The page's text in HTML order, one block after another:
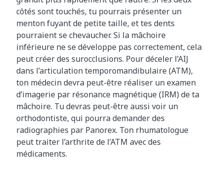
côtés sont touchés, tu pourrais présenter un
menton fuyant de petite taille, et tes dents
pourraient se chevaucher. Si la mâchoire
inférieure ne se développe pas correctement, cela
peut créer des surocclusions. Pour déceler l’AIJ
dans l’articulation temporomandibulaire (ATM),
ton médecin devra peut-être réaliser un examen
d’imagerie par résonance magnétique (IRM) de ta
mâchoire. Tu devras peut-être aussi voir un
orthodontiste, qui pourra demander des
radiographies par Panorex. Ton rhumatologue
peut traiter l’arthrite de l’ATM avec des
médicaments.